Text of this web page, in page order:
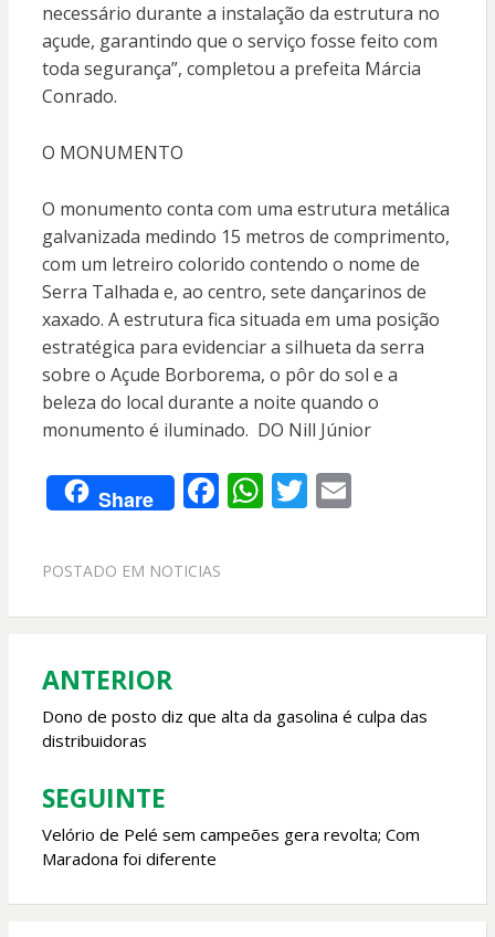
necessário durante a instalação da estrutura no
açude, garantindo que o serviço fosse feito com
toda segurança”, completou a prefeita Márcia
Conrado.
O MONUMENTO
O monumento conta com uma estrutura metálica
galvanizada medindo 15 metros de comprimento,
com um letreiro colorido contendo o nome de
Serra Talhada e, ao centro, sete dançarinos de
xaxado. A estrutura fica situada em uma posição
estratégica para evidenciar a silhueta da serra
sobre o Açude Borborema, o pôr do sol e a
beleza do local durante a noite quando o
monumento é iluminado. DO Nill Júnior
Share F
e
o
k
W
A
p
T E
POSTADO EM NOTICIAS
Navegação
de
Post
ANTERIOR
Dono de posto diz que alta da gasolina é culpa das
distribuidoras
SEGUINTE
Velório de Pelé sem campeões gera revolta; Com
Maradona foi diferente